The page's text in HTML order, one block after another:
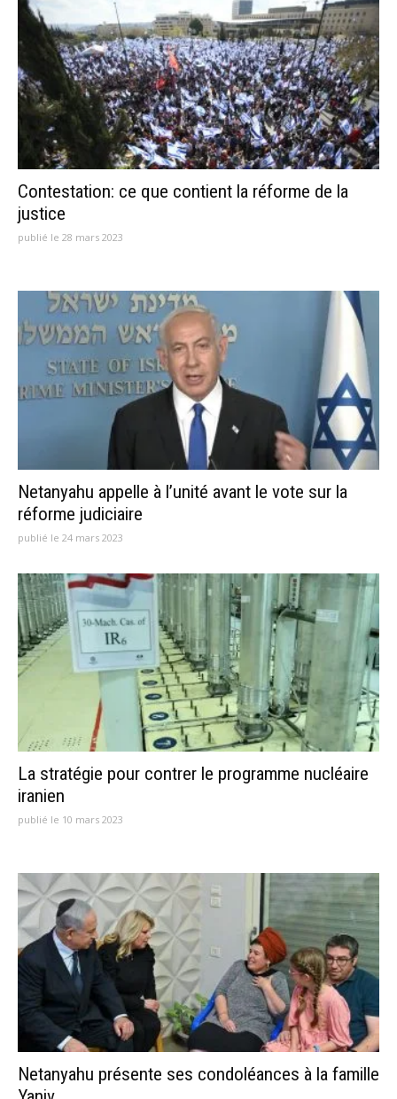
Contestation: ce que contient la réforme de la
justice
publié le 28 mars 2023
Netanyahu appelle à l’unité avant le vote sur la
réforme judiciaire
publié le 24 mars 2023
La stratégie pour contrer le programme nucléaire
iranien
publié le 10 mars 2023
Netanyahu présente ses condoléances à la famille